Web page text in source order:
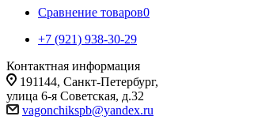
Сравнение товаров0
+7 (921) 938-30-29
Контактная информация
191144, Санкт-Петербург,
улица 6-я Советская, д.32
vagonchikspb@yandex.ru